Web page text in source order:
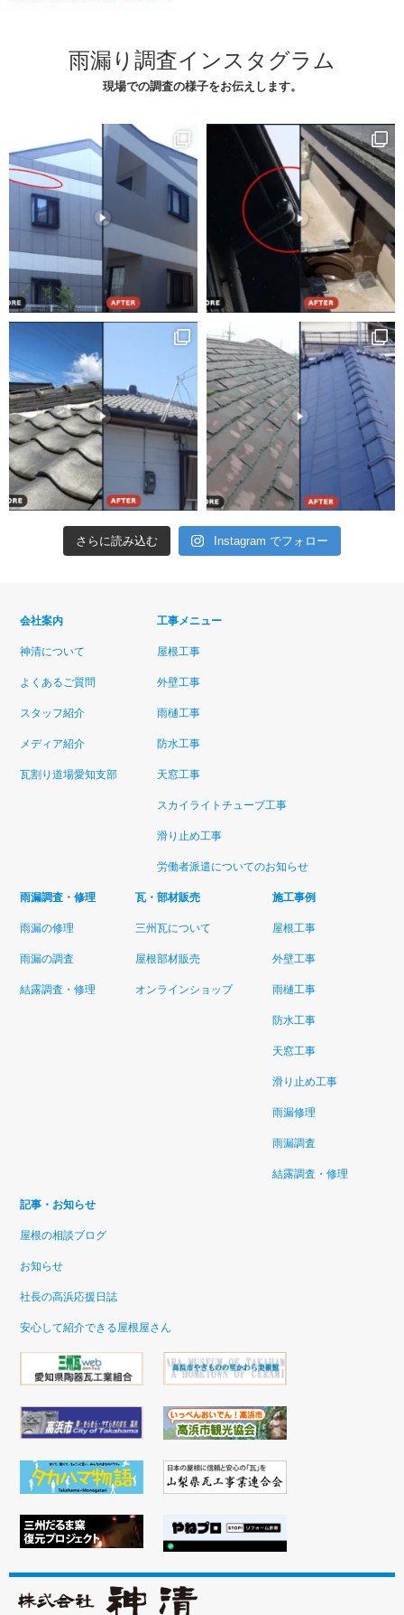
雨漏り調査インスタグラム
現場での調査の様子をお伝えします。
さらに読み込む Instagram でフォロー
会社案内
神清について
よくあるご質問
スタッフ紹介
メディア紹介
瓦割り道場愛知支部
工事メニュー
屋根工事
外壁工事
雨樋工事
防水工事
天窓工事
スカイライトチューブ工事
滑り止め工事
労働者派遣についてのお知らせ
雨漏調査・修理
雨漏の修理
雨漏の調査
結露調査・修理
瓦・部材販売
三州瓦について
屋根部材販売
オンラインショップ
施工事例
屋根工事
外壁工事
雨樋工事
防水工事
天窓工事
滑り止め工事
雨漏修理
雨漏調査
結露調査・修理
記事・お知らせ
屋根の相談ブログ
お知らせ
社長の高浜応援日誌
安心して紹介できる屋根屋さん